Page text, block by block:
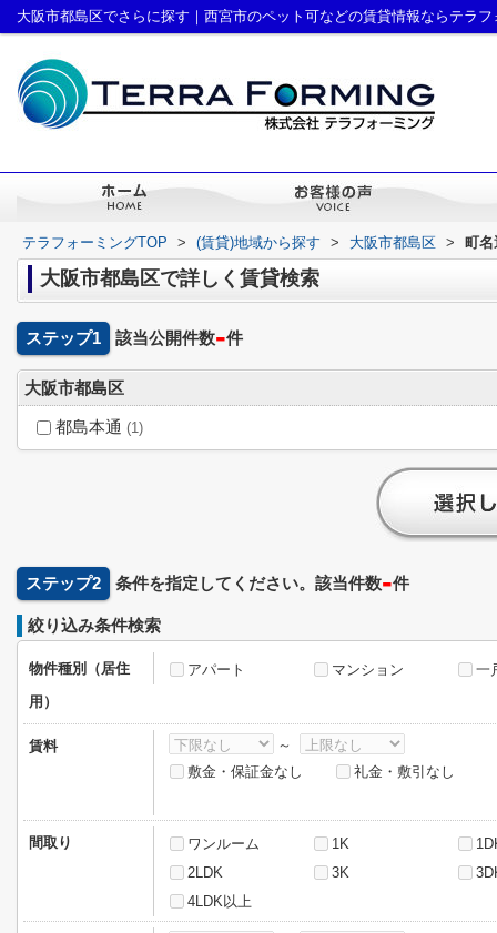
大阪市都島区でさらに探す｜西宮市のペット可などの賃貸情報ならテラフ
テラフォーミングTOP > (賃貸)地域から探す > 大阪市都島区 > 町名
大阪市都島区で詳しく賃貸検索
ステップ1 該当公開件数-件
大阪市都島区
都島本通 (1)
ステップ2 条件を指定してください。該当件数-件
絞り込み条件検索
物件種別（居住
用）
アパート マンション 一
賃料
～
敷金・保証金なし
礼金・敷引なし
間取り ワンルーム 1K
2LDK
3K
4LDK以上